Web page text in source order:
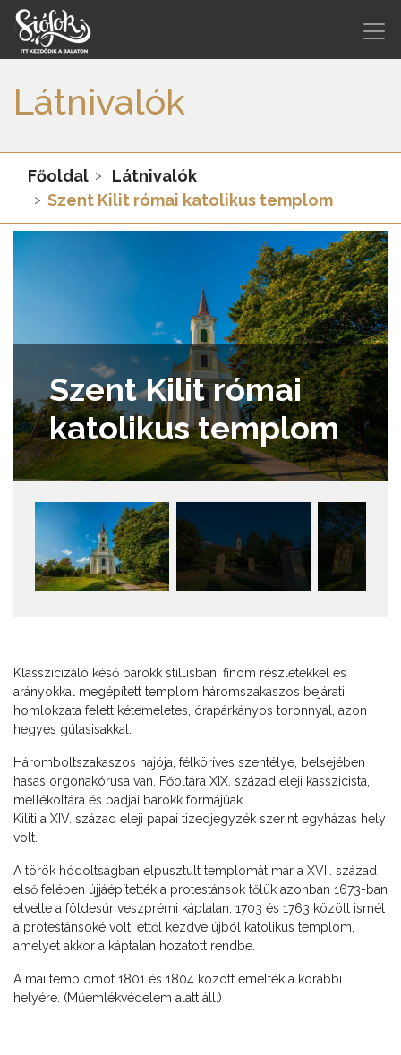
Látnivalók
Főoldal
Látnivalók
Szent Kilit római katolikus templom
Szent Kilit római
katolikus templom
Klasszicizáló késő barokk stílusban, finom részletekkel és
arányokkal megépített templom háromszakaszos bejárati
homlokzata felett kétemeletes, órapárkányos toronnyal, azon
hegyes gúlasisakkal.
Háromboltszakaszos hajója, félköríves szentélye, belsejében
hasas orgonakórusa van. Főoltára XIX. század eleji kasszicista,
mellékoltára és padjai barokk formájúak.
Kiliti a XIV. század eleji pápai tizedjegyzék szerint egyházas hely
volt.
A török hódoltságban elpusztult templomát már a XVII. század
első felében újjáépítették a protestánsok tőlük azonban 1673-ban
elvette a földesúr veszprémi káptalan. 1703 és 1763 között ismét
a protestánsoké volt, ettől kezdve újból katolikus templom,
amelyet akkor a káptalan hozatott rendbe.
A mai templomot 1801 és 1804 között emelték a korábbi
helyére. (Műemlékvédelem alatt áll.)